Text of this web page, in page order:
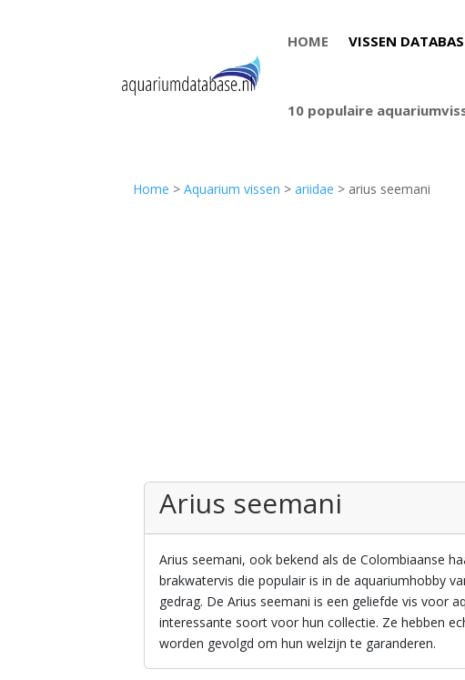
HOME VISSEN
10 populaire
Home >Aquarium vissen >ariidae > arius seemani
Arius seemani
Arius seemani, ook bekend als de Colombiaanse
brakwatervis die populair is in de aquariumhobby
gedrag. De Arius seemani is een geliefde vis voor
interessante soort voor hun collectie. Ze hebben
worden gevolgd om hun welzijn te garanderen.